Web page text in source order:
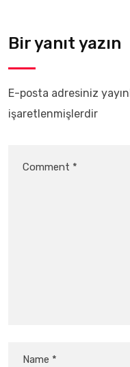
Bir yanıt yazın
E-posta adresiniz
işaretlenmişlerdir